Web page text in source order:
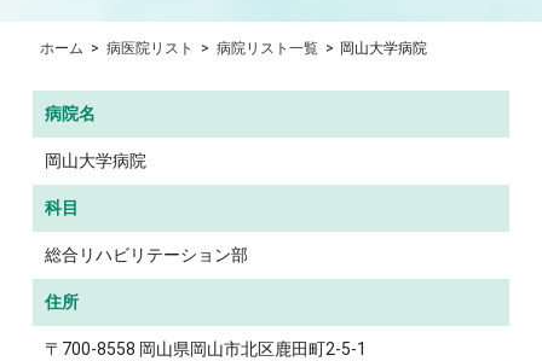
ホーム > 病医院リスト > 病院リスト一覧 > 岡山大学病院
病院名
岡山大学病院
科目
総合リハビリテーション部
住所
〒700-8558 岡山県岡山市北区鹿田町2-5-1